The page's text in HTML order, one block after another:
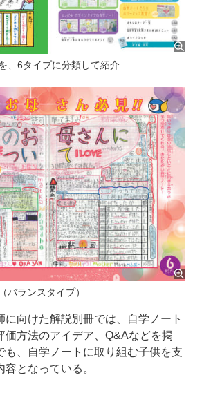
、6タイプに分類して紹介
バランスタイプ）
に向けた解説別冊では、自学ノート
価方法のアイデア、Q&Aなどを掲
も、自学ノートに取り組む子供を支
となっている。